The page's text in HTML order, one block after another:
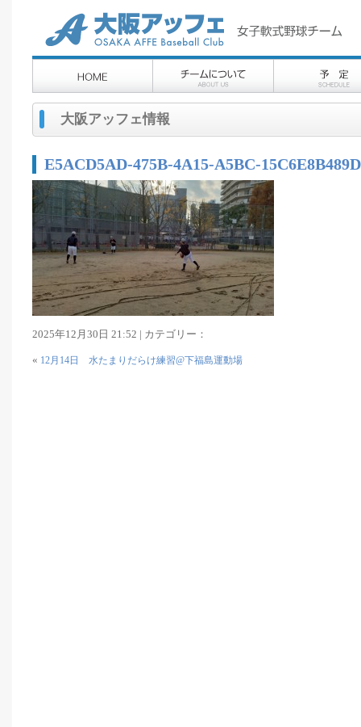
大阪アッフェ情報
E5ACD5AD-475B-4A15-A5BC-
2025年12月30日 21:52 | カテゴリー：
« 12月14日 水たまりだらけ練習@下福島運動場